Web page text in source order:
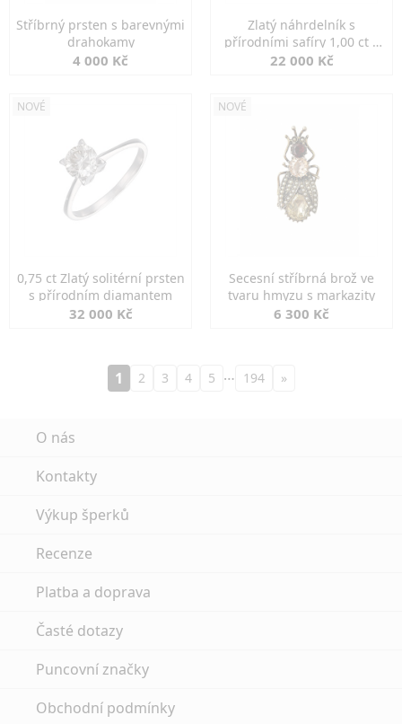
Stříbrný prsten s barevnými
drahokamy
4 000 Kč
Zlatý náhrdelník s
přírodními safíry 1,00 ct a
diamanty
22 000 Kč
NOVÉ
0,75 ct Zlatý solitérní prsten
s přírodním diamantem
32 000 Kč
NOVÉ
Secesní stříbrná brož ve
tvaru hmyzu s markazity
6 300 Kč
1 2 3 4 5 … 194 »
O nás
Kontakty
Výkup šperků
Recenze
Platba a doprava
Časté dotazy
Puncovní značky
Obchodní podmínky